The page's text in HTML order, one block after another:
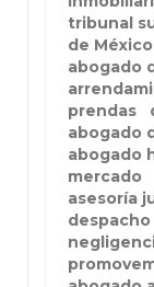
tribunal
de México
abogado
prendas
abogado
abogado
mercado
asesoría